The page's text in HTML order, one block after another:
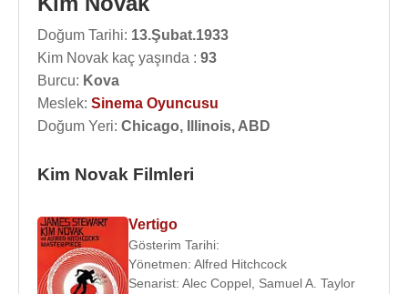
Doğum Tarihi: 13.Şubat.1933
Kim Novak kaç yaşında : 93
Burcu: Kova
Meslek: Sinema Oyuncusu
Doğum Yeri: Chicago, Illinois, ABD
Kim Novak Filmleri
Vertigo
Gösterim Tarihi:
Yönetmen: Alfred Hitchcock
Senarist: Alec Coppel Samuel A. Taylor